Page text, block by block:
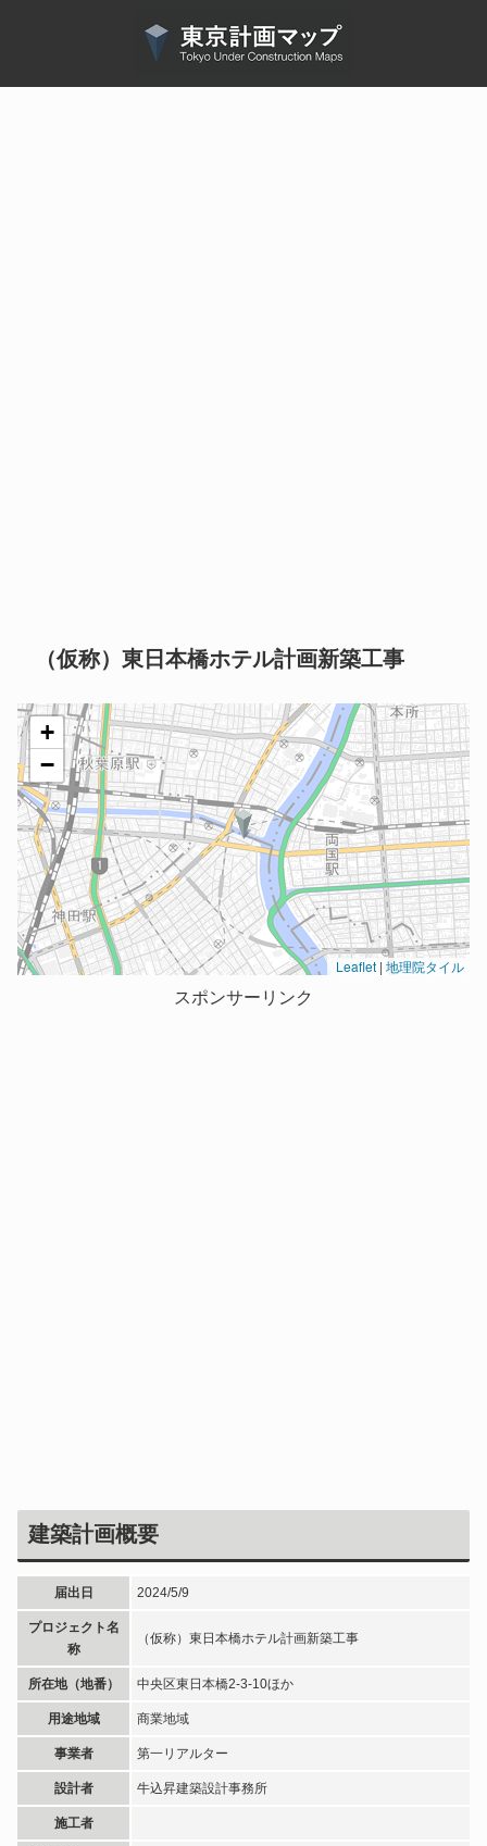
（仮称）東日本橋ホテル計画新築工事
+
−
Leaflet | 地理院タイル
スポンサーリンク
建築計画概要
届出日 2024/5/9
プロジェクト名
称
（仮称）東日本橋ホテル計画新築工事
所在地（地番） 中央区東日本橋2-3-10ほか
用途地域 商業地域
事業者 第一リアルター
設計者 牛込昇建築設計事務所
施工者